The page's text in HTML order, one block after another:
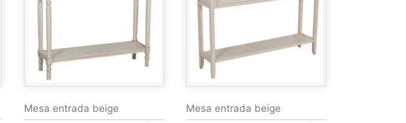
Mesa entrada beige Mesa entrada beige